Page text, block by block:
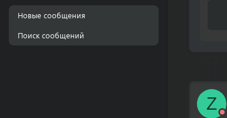
Новые сообщения
Поиск сообщений
Z